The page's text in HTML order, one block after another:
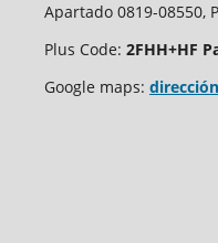
Apartado 0819-08550,
Plus Code: 2FHH+HF
Google maps: dirección